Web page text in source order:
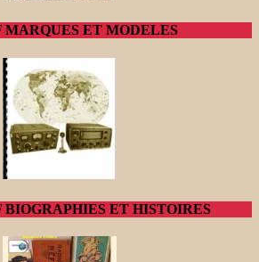
ET MODELES
ET HISTOIRES